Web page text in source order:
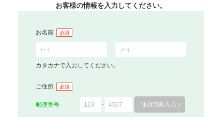
お客様の情報を入力してください。
お名前 必須
カタカナで入力してください。
ご住所 必須
郵便番号 住所自動入力